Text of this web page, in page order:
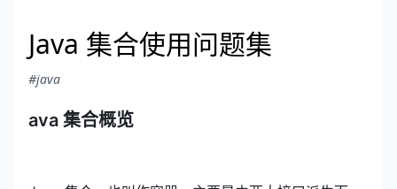
Java 集合使用问题集
#java
ava 集合概览